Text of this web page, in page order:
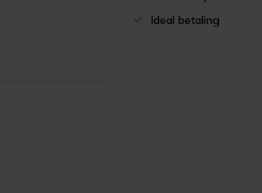
Ideal betaling